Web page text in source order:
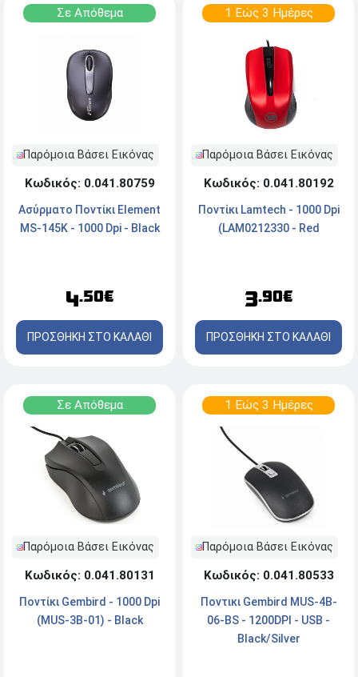
Σε Απόθεμα
Παρόμοια Βάσει Εικόνας
Κωδικός: 0.041.80759
Aσύρματο Ποντίκι Element
MS-145K - 1000 Dpi - Black
4.50€
ΠΡΟΣΘΗΚΗ ΣΤΟ ΚΑΛΑΘΙ
1 Εώς 3 Ημέρες
Παρόμοια Βάσει Εικόνας
Κωδικός: 0.041.80192
Ποντίκι Lamtech - 1000 Dpi
(LAM0212330 - Red
3.90€
ΠΡΟΣΘΗΚΗ ΣΤΟ ΚΑΛΑΘΙ
Σε Απόθεμα
Παρόμοια Βάσει Εικόνας
Κωδικός: 0.041.80131
Ποντίκι Gembird - 1000 Dpi
(MUS-3B-01) - Black
1 Εώς 3 Ημέρες
Παρόμοια Βάσει Εικόνας
Κωδικός: 0.041.80533
Ποντικι Gembird MUS-4B-
06-BS - 1200DPI - USB -
Black/Silver